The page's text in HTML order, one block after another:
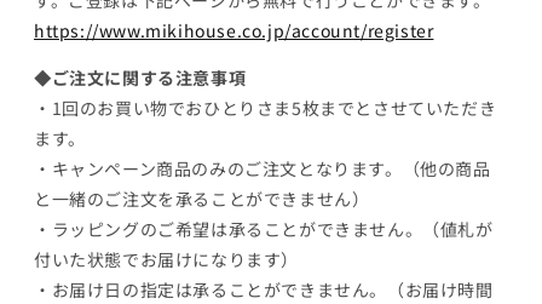
https://www.mikihouse.co.jp/account/register
◆ご注文に関する注意事項
・1回のお買い物でおひとりさま5枚までとさせていただき
ます。
・キャンペーン商品のみのご注文となります。（他の商品
と一緒のご注文を承ることができません）
・ラッピングのご希望は承ることができません。（値札が
付いた状態でお届けになります）
・お届け日の指定は承ることができません。（お届け時間